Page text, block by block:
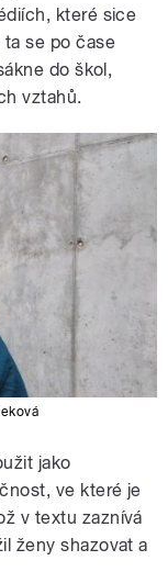
které sice
se po čase
do škol,
vztahů.
jako
ve které je
v textu zaznívá
ženy shazovat a